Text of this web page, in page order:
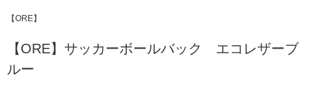
【ORE】
【ORE】サッカーボールバック エコレザーブ
ルー